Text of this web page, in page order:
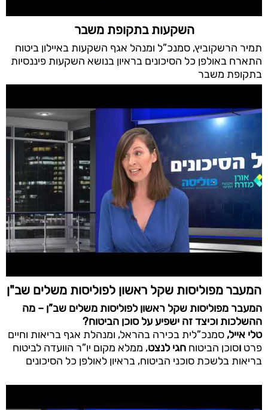
השקעות בתקופת משבר
תמיר הרשקוביץ, סמנכ”ל ומנהל אגף השקעות באיילון ביטוח
התארח באולפן כל הסיכונים בראיון בנושא השקעות פיננסיות
בתקופת משבר
המעבר מפוליסות שקל ראשון לפוליסות משלים שב"ן
המעבר מפוליסות שקל ראשון לפוליסות משלים שב”ן – מה
ההשלכות וכיצד זה ישפיע על סוכן הביטוח?
טלי אייל, סמנכ”לית בכירה בהראל, ומנהלת אגף בריאות וחיים
פרט וסוכן הביטוח חגי לנצט, ממלא מקום יו”ר הוועדה לביטוח
בריאות בלשכת סוכני הביטוח, בראיון לאולפן כל הסיכונים